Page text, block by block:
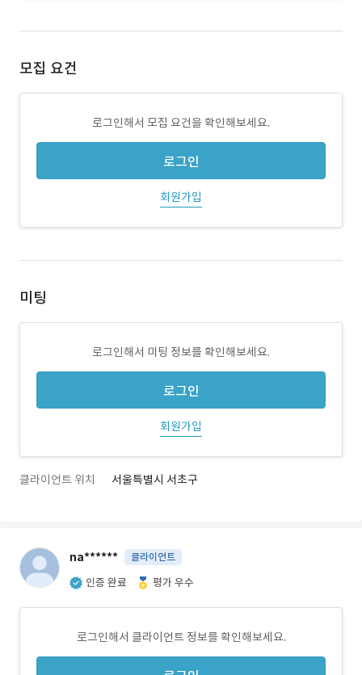
모집 요건
로그인해서 모집 요건을 확인해보세요.
로그인
회원가입
미팅
로그인해서 미팅 정보를 확인해보세요.
로그인
회원가입
클라이언트 위치 서울특별시 서초구
na****** 클라이언트
인증 완료 평가 우수
로그인해서 클라이언트 정보를 확인해보세요.